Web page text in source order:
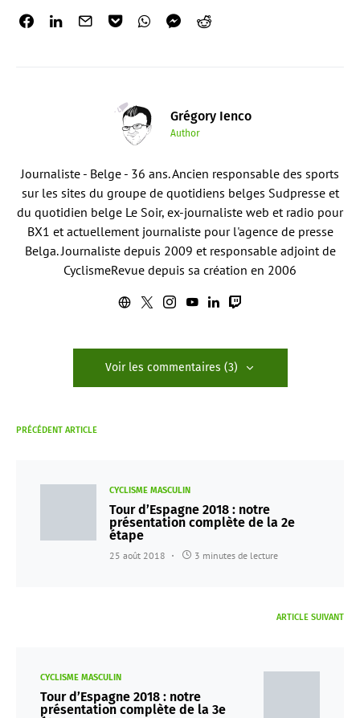
Grégory Ienco
Author
Journaliste - Belge - 36 ans. Ancien responsable des sports
sur les sites du groupe de quotidiens belges Sudpresse et
du quotidien belge Le Soir, ex-journaliste web et radio pour
BX1 et actuellement journaliste pour l'agence de presse
Belga. Journaliste depuis 2009 et responsable adjoint de
CyclismeRevue depuis sa création en 2006
Voir les commentaires (3)
PRÉCÉDENT ARTICLE
CYCLISME MASCULIN
Tour d’Espagne 2018 : notre
présentation complète de la 2e
étape
25 août 2018 3 minutes de lecture
ARTICLE SUIVANT
CYCLISME MASCULIN
Tour d’Espagne 2018 : notre
présentation complète de la 3e